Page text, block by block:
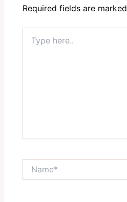
Required fields are marked
here..